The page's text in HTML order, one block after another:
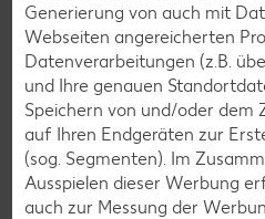
Generierung von auch mit
Webseiten angereicherten
Datenverarbeitungen (z.B.
und Ihre genauen
Speichern von und/oder
auf Ihren Endgeräten zur
(sog. Segmenten). Im
Ausspielen dieser Werbung
auch zur Messung der